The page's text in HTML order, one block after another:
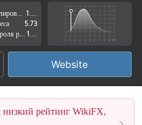
риски
5.73
Website
рейтинг WikiFX,